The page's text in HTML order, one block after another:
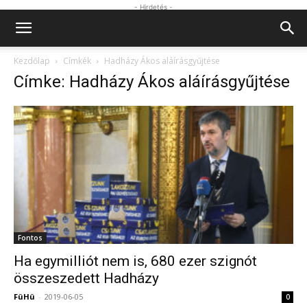
- Hirdetés -
Kezdőlap Címkék Hadházy Ákos aláírásgyűjtése
Címke: Hadházy Ákos aláírásgyűjtése
Fontos
Ha egymilliót nem is, 680 ezer szignót
összeszedett Hadházy
FüHü - 2019-06-05 0